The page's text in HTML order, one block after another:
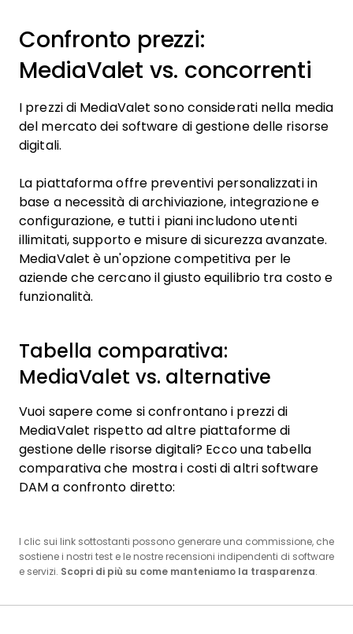
Confronto prezzi:
MediaValet vs. concorrenti
I prezzi di MediaValet sono considerati nella media
del mercato dei software di gestione delle risorse
digitali.
La piattaforma offre preventivi personalizzati in
base a necessità di archiviazione, integrazione e
configurazione, e tutti i piani includono utenti
illimitati, supporto e misure di sicurezza avanzate.
MediaValet è un'opzione competitiva per le
aziende che cercano il giusto equilibrio tra costo e
funzionalità.
Tabella comparativa:
MediaValet vs. alternative
Vuoi sapere come si confrontano i prezzi di
MediaValet rispetto ad altre piattaforme di
gestione delle risorse digitali? Ecco una tabella
comparativa che mostra i costi di altri software
DAM a confronto diretto:
I clic sui link sottostanti possono generare una commissione, che
sostiene i nostri test e le nostre recensioni indipendenti di software
e servizi. Scopri di più su come manteniamo la trasparenza.